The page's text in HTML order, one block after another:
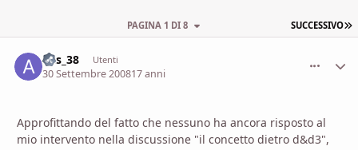
SUCCESSIVO
PAGINA 1 DI 8
ans_38 Utenti
30 Settembre 200817 anni
Approfittando del fatto che nessuno ha ancora risposto al
mio intervento nella discussione "il concetto dietro d&d3",